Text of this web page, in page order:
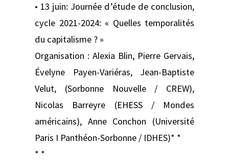
• 13 juin: Journée d’étude de conclusion,
cycle 2021-2024: « Quelles temporalités
du capitalisme ? »
Organisation : Alexia Blin, Pierre Gervais,
Évelyne Payen-Variéras, Jean-Baptiste
Velut, (Sorbonne Nouvelle / CREW),
Nicolas Barreyre (EHESS / Mondes
américains), Anne Conchon (Université
Paris I Panthéon-Sorbonne / IDHES)* *
* *